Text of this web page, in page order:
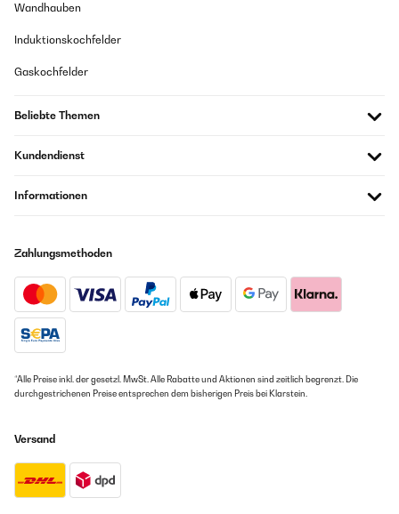
Wandhauben
Induktionskochfelder
Gaskochfelder
Beliebte Themen
Kundendienst
Informationen
Zahlungsmethoden
*Alle Preise inkl. der gesetzl. MwSt. Alle Rabatte und Aktionen sind zeitlich begrenzt. Die
durchgestrichenen Preise entsprechen dem bisherigen Preis bei Klarstein.
Versand